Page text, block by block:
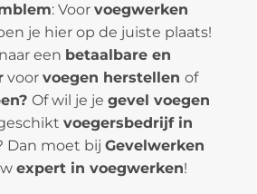
: Voor voegwerken
je hier op de juiste plaats!
een betaalbare en
voor voegen herstellen of
Of wil je je gevel voegen
voegersbedrijf in
Dan moet bij Gevelwerken
expert in voegwerken!